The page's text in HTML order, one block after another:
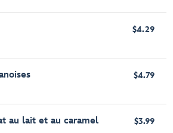
$4.29
$4.79
au lait et au caramel $3.99